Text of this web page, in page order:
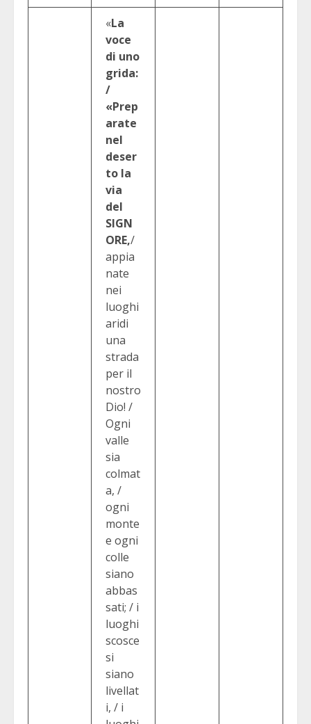
«La
voce
di uno
grida:
/
«Prep
arate
nel
deser
to la
via
del
SIGN
ORE,/
appia
nate
nei
luoghi
aridi
una
strada
per il
nostro
Dio! /
Ogni
valle
sia
colmat
a, /
ogni
monte
e ogni
colle
siano
abbas
sati; / i
luoghi
scosce
si
siano
livellat
i, / i